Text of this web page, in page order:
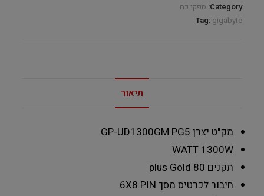
Category: ספקי כח
Tag: gigabyte
תיאור
מק"ט יצרן GP-UD1300GM PG5
WATT 1300W
תקנים 80 plus Gold
חיבור לכרטיס מסך 6X8 PIN